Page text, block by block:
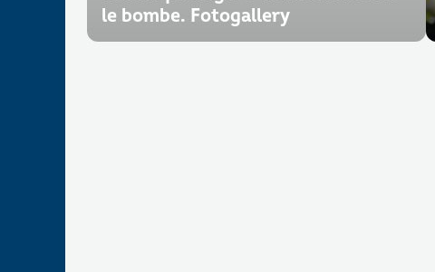
le bombe. Fotogallery